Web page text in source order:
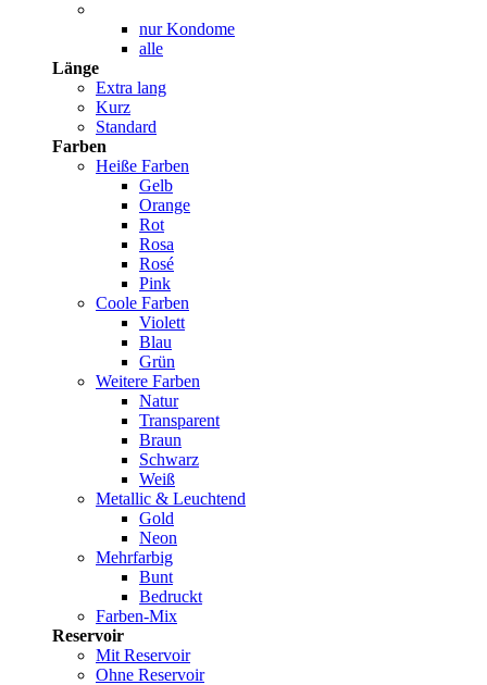
nur Kondome
alle
Länge
Extra lang
Kurz
Standard
Farben
Heiße Farben
Gelb
Orange
Rot
Rosa
Rosé
Pink
Coole Farben
Violett
Blau
Grün
Weitere Farben
Natur
Transparent
Braun
Schwarz
Weiß
Metallic & Leuchtend
Gold
Neon
Mehrfarbig
Bunt
Bedruckt
Farben-Mix
Reservoir
Mit Reservoir
Ohne Reservoir